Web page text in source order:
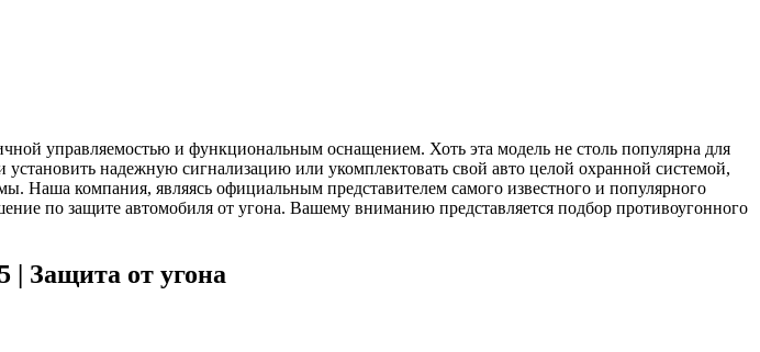
управляемостью и функциональным оснащением. Хоть эта модель не столь популярна для
надежную сигнализацию или укомплектовать свой авто целой охранной системой,
Наша компания, являясь официальным представителем самого известного и популярного
по защите автомобиля от угона. Вашему вниманию представляется подбор противоугонного
| Защита от угона